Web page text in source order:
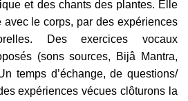
et des chants des plantes. Elle
avec le corps, par des expériences
Des exercices vocaux
(sons sources, Bijâ Mantra,
temps d’échange, de questions/
expériences vécues clôturons la